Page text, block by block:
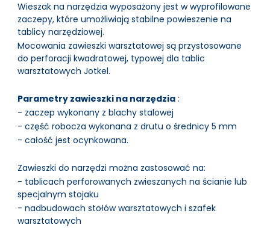
Wieszak na narzędzia wyposażony jest w wyprofilowane
zaczepy, które umożliwiają stabilne powieszenie na
tablicy narzędziowej.
Mocowania zawieszki warsztatowej są przystosowane
do perforacji kwadratowej, typowej dla tablic
warsztatowych Jotkel.
Parametry zawieszki na narzędzia :
- zaczep wykonany z blachy stalowej
- część robocza wykonana z drutu o średnicy 5 mm
- całość jest ocynkowana.
Zawieszki do narzędzi można zastosować na:
- tablicach perforowanych zwieszanych na ścianie lub
specjalnym stojaku
- nadbudowach stołów warsztatowych i szafek
warsztatowych